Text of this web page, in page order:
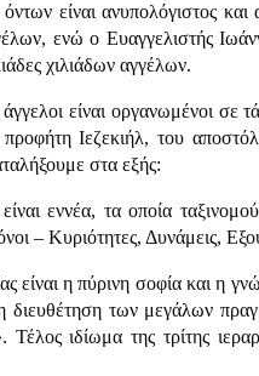
είναι ανυπολόγιστος
ενώ ο Ευαγγελιστής
χιλιάδων αγγέλων.
άγγελοι είναι οργανωμένοι
Ιεζεκιήλ, του
στα εξής:
εννέα, τα οποία
– Κυριότητες, Δυνάμεις,
είναι η πύρινη σοφία και
διευθέτηση των μεγάλων
Τέλος ιδίωμα της τρίτης